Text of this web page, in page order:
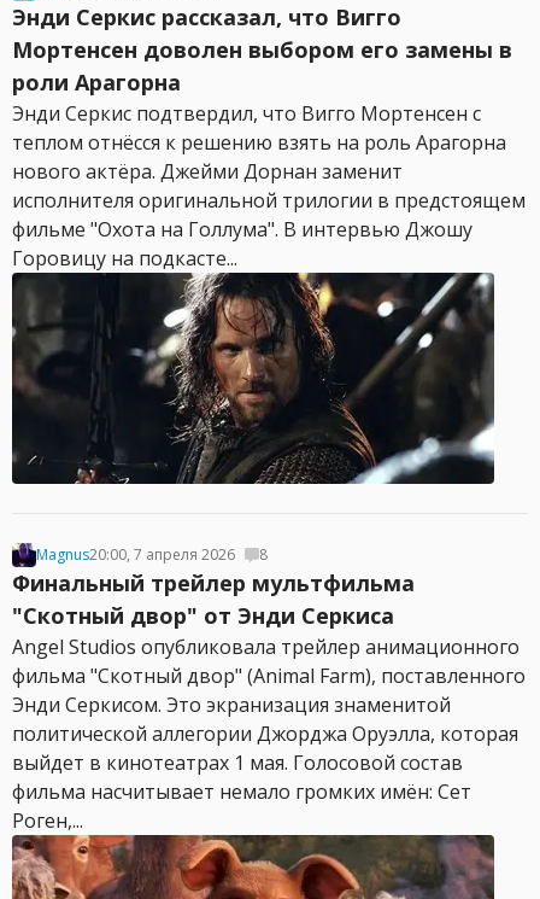
Энди Серкис рассказал, что Вигго
Мортенсен доволен выбором его замены в
роли Арагорна
Энди Серкис подтвердил, что Вигго Мортенсен с
теплом отнёсся к решению взять на роль Арагорна
нового актёра. Джейми Дорнан заменит
исполнителя оригинальной трилогии в предстоящем
фильме "Охота на Голлума". В интервью Джошу
Горовицу на подкасте...
Magnus20:00, 7 апреля 2026 8
Финальный трейлер мультфильма
"Скотный двор" от Энди Серкиса
Angel Studios опубликовала трейлер анимационного
фильма "Скотный двор" (Animal Farm), поставленного
Энди Серкисом. Это экранизация знаменитой
политической аллегории Джорджа Оруэлла, которая
выйдет в кинотеатрах 1 мая. Голосовой состав
фильма насчитывает немало громких имён: Сет
Роген,...